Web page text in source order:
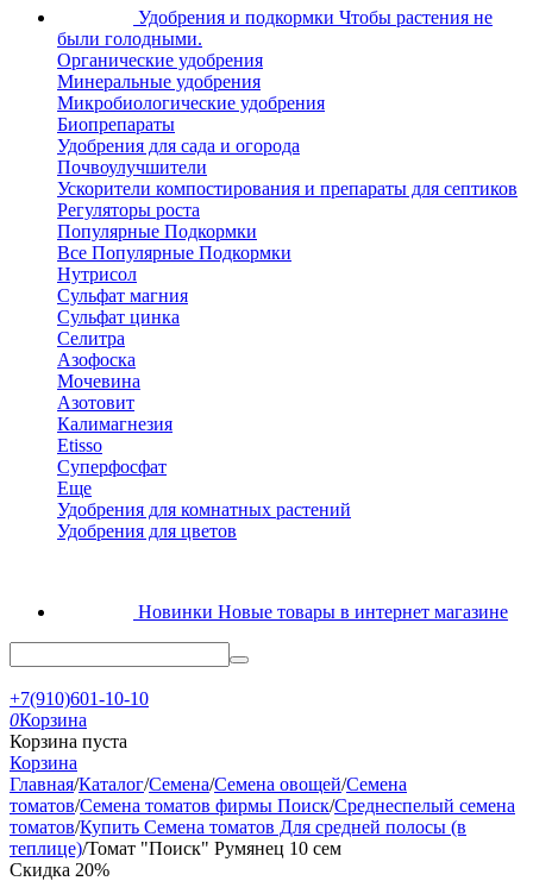
Удобрения и подкормки Чтобы растения не
были голодными.
Органические удобрения
Минеральные удобрения
Микробиологические удобрения
Биопрепараты
Удобрения для сада и огорода
Почвоулучшители
Ускорители компостирования и препараты для септиков
Регуляторы роста
Популярные Подкормки
Все Популярные Подкормки
Нутрисол
Сульфат магния
Сульфат цинка
Селитра
Азофоска
Мочевина
Азотовит
Калимагнезия
Etisso
Суперфосфат
Еще
Удобрения для комнатных растений
Удобрения для цветов
Новинки Новые товары в интернет магазине
+7(910)601-10-10
0Корзина
Корзина пуста
Корзина
Главная/Каталог/Семена/Семена овощей/Семена
томатов/Семена томатов фирмы Поиск/Среднеспелый семена
томатов/Купить Семена томатов Для средней полосы (в
теплице)/Томат "Поиск" Румянец 10 сем
Скидка 20%